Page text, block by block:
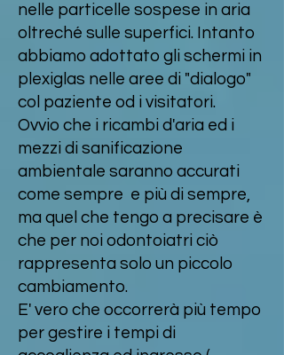
nelle particelle sospese in aria
oltreché sulle superfici. Intanto
abbiamo adottato gli schermi in
plexiglas nelle aree di "dialogo"
col paziente od i visitatori.
Ovvio che i ricambi d'aria ed i
mezzi di sanificazione
ambientale saranno accurati
come sempre e più di sempre,
ma quel che tengo a precisare è
che per noi odontoiatri ciò
rappresenta solo un piccolo
cambiamento.
E' vero che occorrerà più tempo
per gestire i tempi di